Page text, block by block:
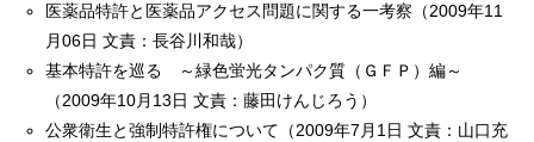
医薬品特許と医薬品アクセス問題に関する一考察（2009年11
月06日 文責：長谷川和哉）
基本特許を巡る ～緑色蛍光タンパク質（ＧＦＰ）編～
（2009年10月13日 文責：藤田けんじろう）
公衆衛生と強制特許権について（2009年7月1日 文責：山口充